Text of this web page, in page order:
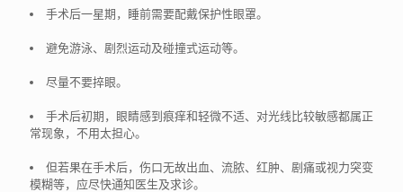
手术后一星期，睡前需要配戴保护性眼罩。
避免游泳、剧烈运动及碰撞式运动等。
尽量不要捽眼。
手术后初期，眼睛感到痕痒和轻微不适、对光线比较敏感都属正
常现象，不用太担心。
但若果在手术后，伤口无故出血、流脓、红肿、剧痛或视力突变
模糊等，应尽快通知医生及求诊。